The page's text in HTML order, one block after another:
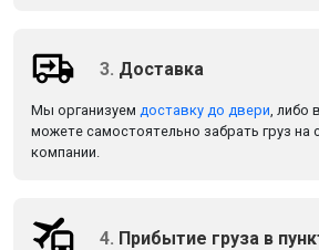
3. Доставка
Мы организуем доставку до двери, либо
можете самостоятельно забрать груз на
компании.
4. Прибытие груза в